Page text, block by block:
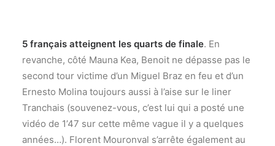
5 français atteignent les quarts de finale. En
revanche, côté Mauna Kea, Benoit ne dépasse pas le
second tour victime d’un Miguel Braz en feu et d’un
Ernesto Molina toujours aussi à l’aise sur le liner
Tranchais (souvenez-vous, c’est lui qui a posté une
vidéo de 1’47 sur cette même vague il y a quelques
années…). Florent Mouronval s’arrête également au